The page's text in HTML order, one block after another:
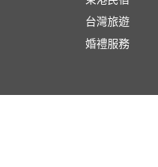
台灣旅遊
婚禮服務